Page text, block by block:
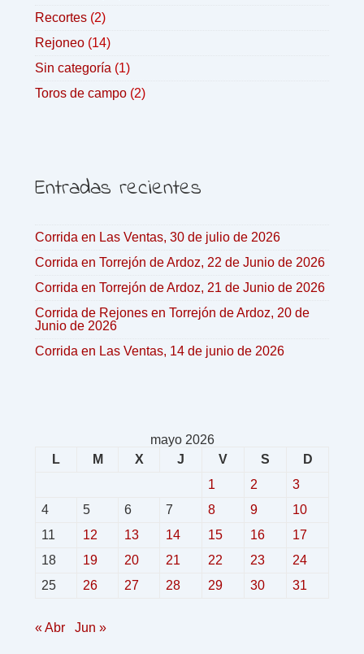
Recortes (2)
Rejoneo (14)
Sin categoría (1)
Toros de campo (2)
Entradas recientes
Corrida en Las Ventas, 30 de julio de 2026
Corrida en Torrejón de Ardoz, 22 de Junio de 2026
Corrida en Torrejón de Ardoz, 21 de Junio de 2026
Corrida de Rejones en Torrejón de Ardoz, 20 de
Junio de 2026
Corrida en Las Ventas, 14 de junio de 2026
mayo 2026
L
M X J V S
D
1
2
3
4
5 6 7 8 9
10
11
12 13 14 15 16
17
18
19 20 21 22 23
24
25
26 27 28 29 30 31
« Abr Jun »